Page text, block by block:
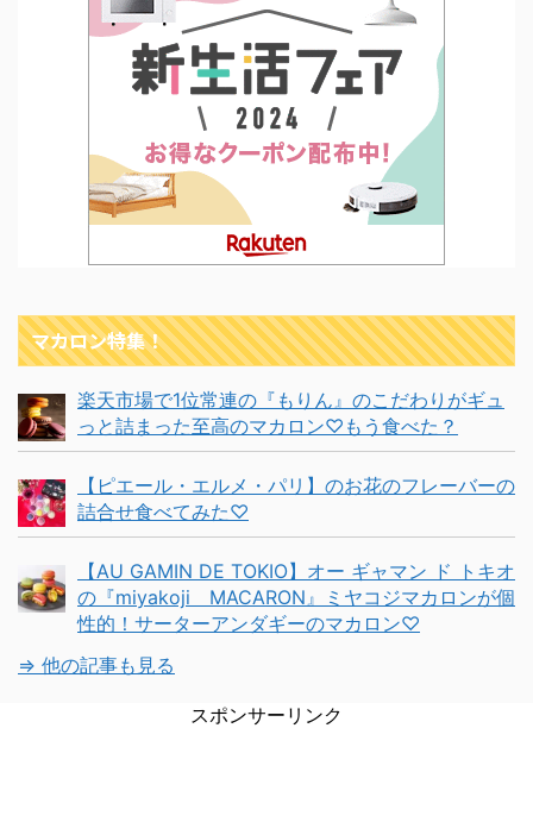
マカロン特集！
楽天市場で1位常連の『もりん』のこだわりがギュ
っと詰まった至高のマカロン♡もう食べた？
【ピエール・エルメ・パリ】のお花のフレーバーの
詰合せ食べてみた♡
【AU GAMIN DE TOKIO】オー ギャマン ド トキオ
の『miyakoji MACARON』ミヤコジマカロンが個
性的！サーターアンダギーのマカロン♡
⇒ 他の記事も見る
スポンサーリンク